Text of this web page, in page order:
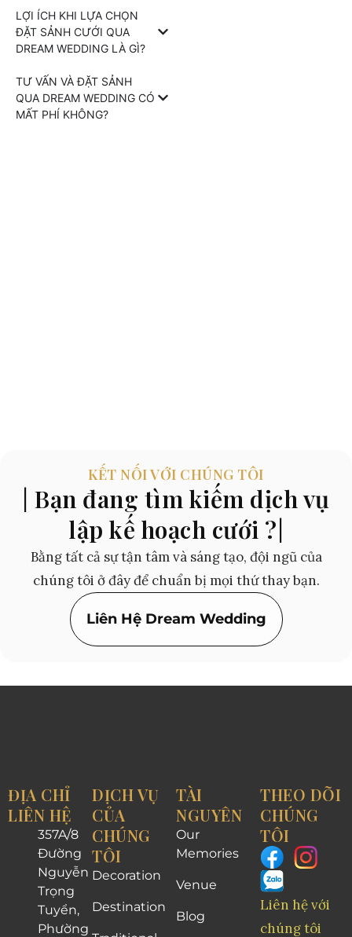
LỢI ÍCH KHI LỰA CHỌN
ĐẶT SẢNH CƯỚI QUA
DREAM WEDDING LÀ GÌ?
TƯ VẤN VÀ ĐẶT SẢNH
QUA DREAM WEDDING CÓ
MẤT PHÍ KHÔNG?
KẾT NỐI VỚI CHÚNG TÔI
| Bạn đang tìm kiếm dịch vụ
lập kế hoạch cưới ?|
Bằng tất cả sự tận tâm và sáng tạo, đội ngũ của
chúng tôi ở đây để chuẩn bị mọi thứ thay bạn.
Liên Hệ Dream Wedding
ĐỊA CHỈ
LIÊN HỆ
357A/8
Đường
Nguyễn
Trọng
Tuyển,
Phường
DỊCH VỤ
CỦA
CHÚNG
TÔI
Decoration
Destination
TÀI
NGUYÊN
Our
Memories
Venue
Blog
THEO DÕI
CHÚNG
TÔI
Liên hệ với
chúng tôi